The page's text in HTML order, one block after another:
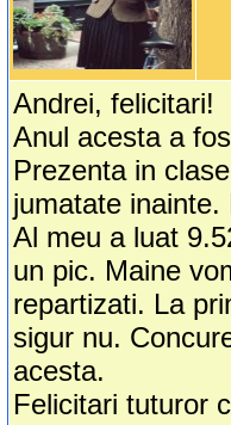
Andrei, felicitari!
Anul acesta a
Prezenta in
jumatate
Al meu a luat
un pic. Maine
repartizati. La
sigur nu.
acesta.
Felicitari tuturor